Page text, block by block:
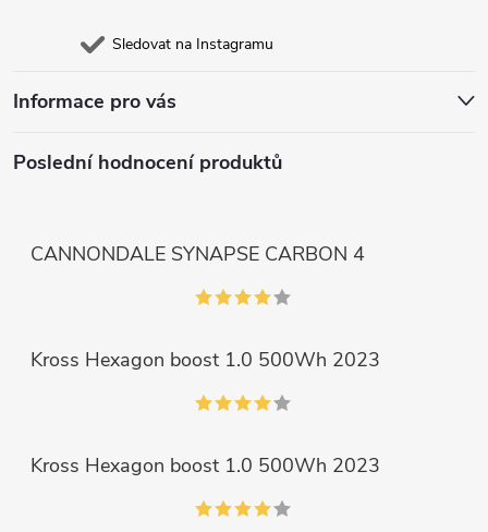
Sledovat na Instagramu
Informace pro vás
Poslední hodnocení produktů
CANNONDALE SYNAPSE CARBON 4
Kross Hexagon boost 1.0 500Wh 2023
Kross Hexagon boost 1.0 500Wh 2023